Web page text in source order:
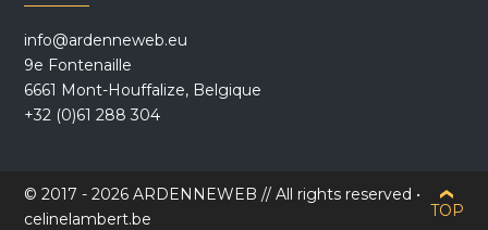
info@ardenneweb.eu
9e Fontenaille
6661 Mont-Houffalize, Belgique
+32 (0)61 288 304
© 2017 - 2026 ARDENNEWEB // All rights reserved •
celinelambert.be
TOP